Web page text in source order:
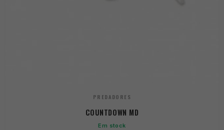
PREDADORES
COUNTDOWN MD
Em stock